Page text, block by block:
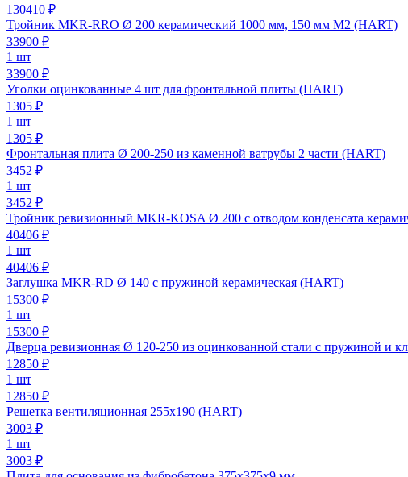
130410 ₽
Тройник MKR-RRO Ø 200 керамический 1000 мм, 150 мм М2 (HART)
33900 ₽
1 шт
33900 ₽
Уголки оцинкованные 4 шт для фронтальной плиты (HART)
1305 ₽
1 шт
1305 ₽
Фронтальная плита Ø 200-250 из каменной ватрубы 2 части (HART)
3452 ₽
1 шт
3452 ₽
Тройник ревизионный MKR-KOSA Ø 200 с отводом конденсата
40406 ₽
1 шт
40406 ₽
Заглушка MKR-RD Ø 140 с пружиной керамическая (HART)
15300 ₽
1 шт
15300 ₽
Дверца ревизионная Ø 120-250 из оцинкованной стали с пружиной и
12850 ₽
1 шт
12850 ₽
Решетка вентиляционная 255х190 (HART)
3003 ₽
1 шт
3003 ₽